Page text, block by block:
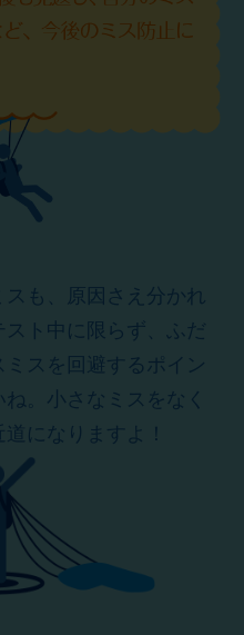
も、原因さえ分かれ
ト中に限らず、ふだ
スを回避するポイン
。小さなミスをなく
になりますよ！